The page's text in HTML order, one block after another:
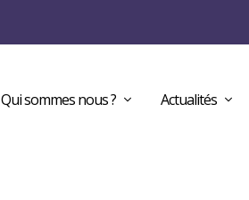
Qui sommes nous ? Actualités